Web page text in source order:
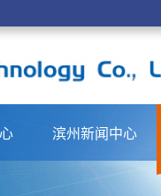
滨州新闻中心